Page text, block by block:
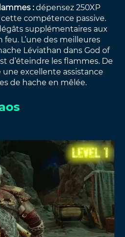
:dépensez 250XP
compétence passive.
supplémentaires aux
L’une des meilleures
Léviathan dans God of
d’éteindre les flammes. De
une excellente assistance
de hache en mêlée.